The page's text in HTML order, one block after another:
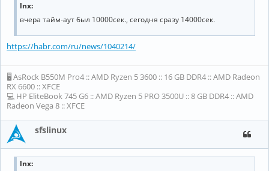
lnx:
вчера тайм-аут был 10000сек., сегодня сразу 14000сек.
https://habr.com/ru/news/1040214/
🖥 AsRock B550M Pro4 :: AMD Ryzen 5 3600 :: 16 GB DDR4 :: AMD Radeon
RX 6600 :: XFCE
💻 HP EliteBook 745 G6 :: AMD Ryzen 5 PRO 3500U :: 8 GB DDR4 :: AMD
Radeon Vega 8 :: XFCE
sfslinux
lnx: